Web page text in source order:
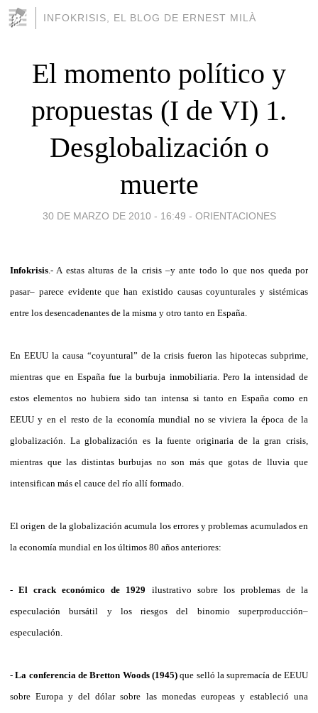
INFOKRISIS, EL BLOG DE ERNEST MILÀ
El momento político y
propuestas (I de VI) 1.
Desglobalización o
muerte
30 DE MARZO DE 2010 - 16:49 - ORIENTACIONES
Infokrisis .- A estas alturas de la crisis –y ante todo lo que nos queda por
pasar– parece evidente que han existido causas coyunturales y sistémicas
entre los desencadenantes de la misma y otro tanto en España.
En EEUU la causa “coyuntural” de la crisis fueron las hipotecas subprime,
mientras que en España fue la burbuja inmobiliaria. Pero la intensidad de
estos elementos no hubiera sido tan intensa si tanto en España como en
EEUU y en el resto de la economía mundial no se viviera la época de la
globalización. La globalización es la fuente originaria de la gran crisis,
mientras que las distintas burbujas no son más que gotas de lluvia que
intensifican más el cauce del río allí formado.
El origen de la globalización acumula los errores y problemas acumulados en
la economía mundial en los últimos 80 años anteriores:
-El crack económico de 1929 ilustrativo sobre los problemas de la
especulación bursátil y los riesgos del binomio superproducción–
especulación.
-La conferencia de Bretton Woods (1945) que selló la supremacía de EEUU
sobre Europa y del dólar sobre las monedas europeas y estableció una